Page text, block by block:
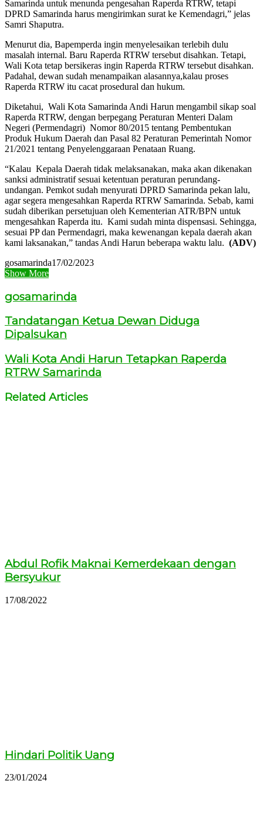
Samarinda untuk menunda pengesahan Raperda RTRW, tetapi
DPRD Samarinda harus mengirimkan surat ke Kemendagri,” jelas
Samri Shaputra.
Menurut dia, Bapemperda ingin menyelesaikan terlebih dulu
masalah internal. Baru Raperda RTRW tersebut disahkan. Tetapi,
Wali Kota tetap bersikeras ingin Raperda RTRW tersebut disahkan.
Padahal, dewan sudah menampaikan alasannya,kalau proses
Raperda RTRW itu cacat prosedural dan hukum.
Diketahui, Wali Kota Samarinda Andi Harun mengambil sikap soal
Raperda RTRW, dengan berpegang Peraturan Menteri Dalam
Negeri (Permendagri) Nomor 80/2015 tentang Pembentukan
Produk Hukum Daerah dan Pasal 82 Peraturan Pemerintah Nomor
21/2021 tentang Penyelenggaraan Penataan Ruang.
“Kalau Kepala Daerah tidak melaksanakan, maka akan dikenakan
sanksi administratif sesuai ketentuan peraturan perundang-
undangan. Pemkot sudah menyurati DPRD Samarinda pekan lalu,
agar segera mengesahkan Raperda RTRW Samarinda. Sebab, kami
sudah diberikan persetujuan oleh Kementerian ATR/BPN untuk
mengesahkan Raperda itu. Kami sudah minta dispensasi. Sehingga,
sesuai PP dan Permendagri, maka kewenangan kepala daerah akan
kami laksanakan,” tandas Andi Harun beberapa waktu lalu. (ADV)
gosamarinda17/02/2023
Show More
gosamarinda
Tandatangan Ketua Dewan Diduga
Dipalsukan
Wali Kota Andi Harun Tetapkan Raperda
RTRW Samarinda
Related Articles
Abdul Rofik Maknai Kemerdekaan dengan
Bersyukur
17/08/2022
Hindari Politik Uang
23/01/2024